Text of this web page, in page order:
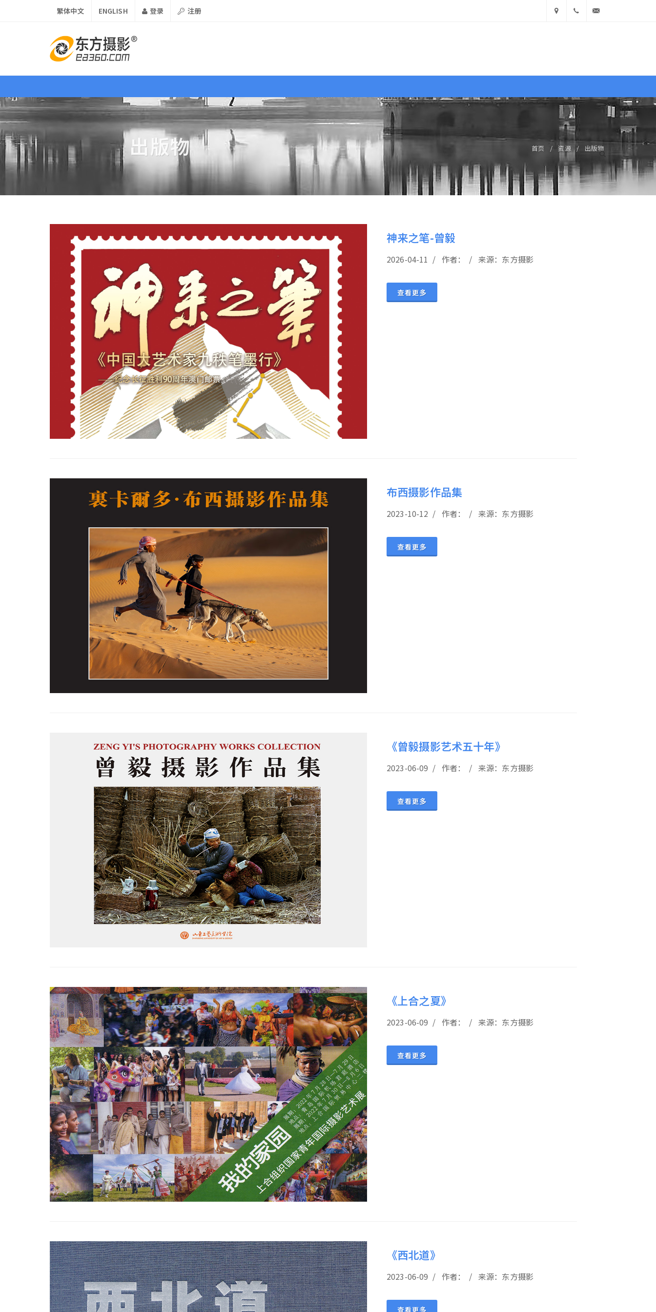
繁体中文 ENGLISH 登录 注册
东省济
南市历
下区舜
耕路
14号
1551
首页 资讯 课程 器材 行摄 作品 视界 大赛 资源 文献 图库 商城
论坛
资源 • Resource 图片库 出版物 软工具 修图包 启锦囊
出版物 首页 / 资源 / 出版物
神来之笔-曾毅
2026-04-11 / 作者： / 来源：东方摄影
查看更多
布西摄影作品集
2023-10-12 / 作者： / 来源：东方摄影
查看更多
《曾毅摄影艺术五十年》
2023-06-09 / 作者： / 来源：东方摄影
查看更多
《上合之夏》
2023-06-09 / 作者： / 来源：东方摄影
查看更多
《西北道》
2023-06-09 / 作者： / 来源：东方摄影
查看更多